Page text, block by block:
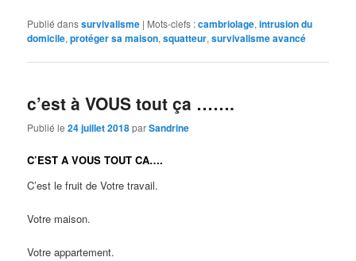
Publié danssurvivalisme | Mots-clefs :cambriolage,intrusion du
domicile,protéger sa maison,squatteur,survivalisme avancé
c’est à VOUS tout ça …….
Publié le24 juillet 2018parSandrine
C’EST A VOUS TOUT CA….
C’est le fruit de Votre travail.
Votre maison.
Votre appartement.